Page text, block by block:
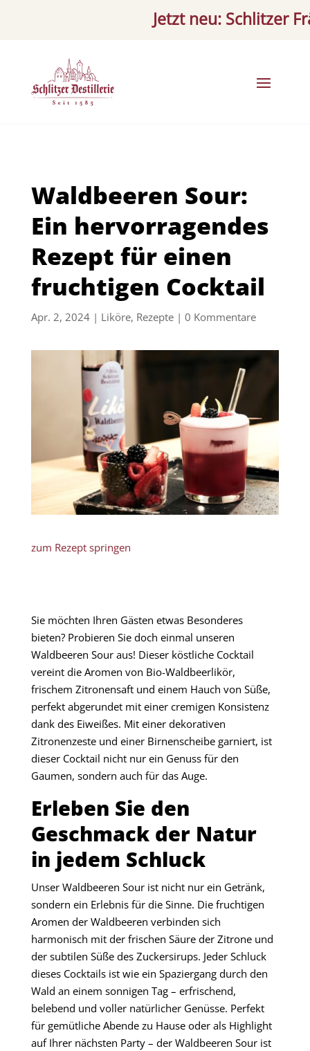
Jetzt neu: Schlitzer
Waldbeeren Sour:
Ein hervorragendes
Rezept für einen
fruchtigen Cocktail
Apr. 2, 2024| Liköre, Rezepte| 0 Kommentare
zum Rezept springen
Sie möchten Ihren Gästen etwas Besonderes
bieten? Probieren Sie doch einmal unseren
Waldbeeren Sour aus! Dieser köstliche Cocktail
vereint die Aromen von Bio-Waldbeerlikör,
frischem Zitronensaft und einem Hauch von Süße,
perfekt abgerundet mit einer cremigen Konsistenz
dank des Eiweißes. Mit einer dekorativen
Zitronenzeste und einer Birnenscheibe garniert, ist
dieser Cocktail nicht nur ein Genuss für den
Gaumen, sondern auch für das Auge.
Erleben Sie den
Geschmack der Natur
in jedem Schluck
Unser Waldbeeren Sour ist nicht nur ein Getränk,
sondern ein Erlebnis für die Sinne. Die fruchtigen
Aromen der Waldbeeren verbinden sich
harmonisch mit der frischen Säure der Zitrone und
der subtilen Süße des Zuckersirups. Jeder Schluck
dieses Cocktails ist wie ein Spaziergang durch den
Wald an einem sonnigen Tag – erfrischend,
belebend und voller natürlicher Genüsse. Perfekt
für gemütliche Abende zu Hause oder als Highlight
auf Ihrer nächsten Party – der Waldbeeren Sour ist